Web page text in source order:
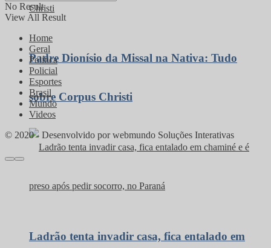
Padre Dionísio da Missal na Nativa: Tudo
sobre Corpus Christi
Ladrão tenta invadir casa, fica entalado em
No Result
View All Result
Home
Geral
Política
Policial
Esportes
Brasil
Mundo
Videos
© 2020 - Desenvolvido por webmundo Soluções Interativas